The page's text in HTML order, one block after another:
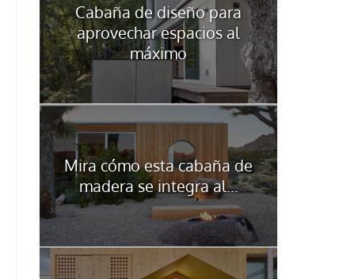
Cabaña de diseño para
aprovechar espacios al
máximo
Mira cómo esta cabaña de
madera se integra al...